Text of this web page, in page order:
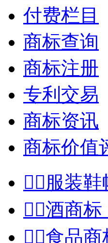
付费栏目
商标查询
商标注册
专利交易
商标资讯
商标价值
服装鞋
酒商标
食品商